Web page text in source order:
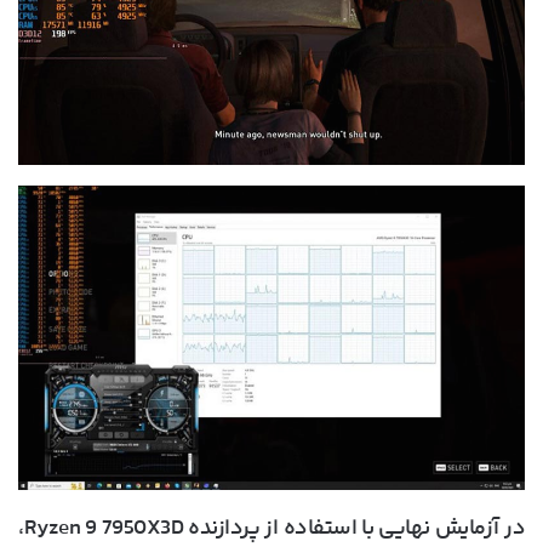
در آزمایش نهایی با استفاده از پردازنده Ryzen 9 7950X3D،